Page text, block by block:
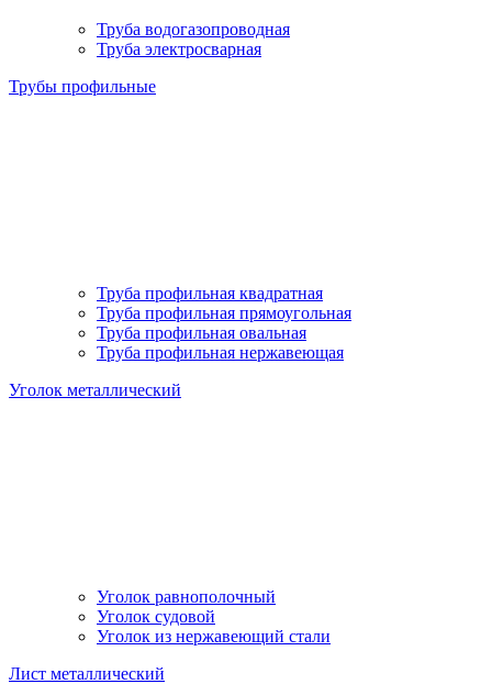
Труба водогазопроводная
Труба электросварная
Трубы профильные
Труба профильная квадратная
Труба профильная прямоугольная
Труба профильная овальная
Труба профильная нержавеющая
Уголок металлический
Уголок равнополочный
Уголок судовой
Уголок из нержавеющий стали
Лист металлический